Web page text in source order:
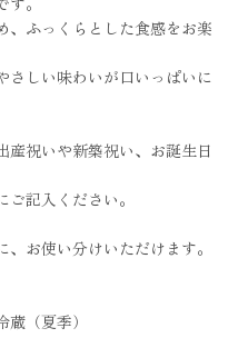
、ふっくらとした食感をお楽
さしい味わいが口いっぱいに
産祝いや新築祝い、お誕生日
記入ください。
お使い分けいただけます。
（夏季）